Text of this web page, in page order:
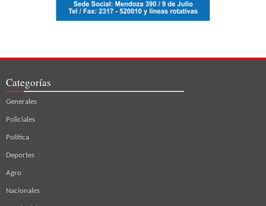
Categorías
Generales
Policiales
Política
Deportes
Agro
Nacionales